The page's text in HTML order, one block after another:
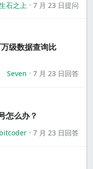
石之上
7 月 23 日提问
级数据查询比
Seven 7 月 23 日回答
怎么办？
7 月 23 日回答